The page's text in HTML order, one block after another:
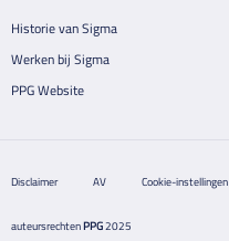
Historie van Sigma
Werken bij Sigma
PPG Website
Disclaimer AV Cookie-instellingen
auteursrechtenPPG2025